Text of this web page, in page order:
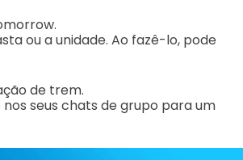
ou a unidade. Ao fazê-lo, pode
de trem.
seus chats de grupo para um